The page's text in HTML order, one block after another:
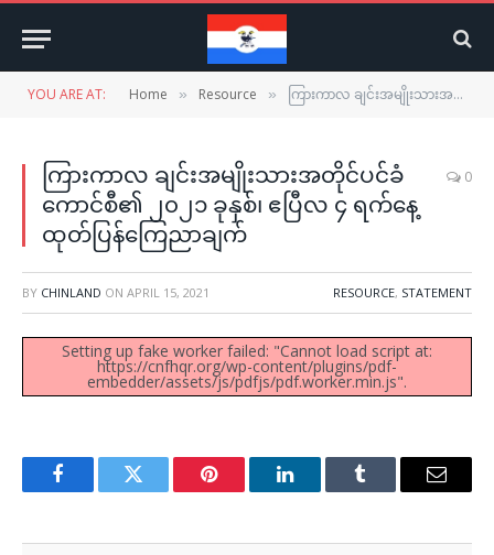
YOU ARE AT: Home » Resource » ကြားကာလ ချင်းအမျိုးသားအတိုင်ပင်ခံကောင်စီ၏ ၂၀၂၁ ခုနှစ်၊ ဧပြီလ ၄ ရက်နေ့ ထုတ်ပြန်ကြေညာချက်
ကြားကာလ ချင်းအမျိုးသားအတိုင်ပင်ခံ
ကောင်စီ၏ ၂၀၂၁ ခုနှစ်၊ ဧပြီလ ၄ ရက်နေ့
ထုတ်ပြန်ကြေညာချက်
0
BY CHINLAND ON APRIL 15, 2021 RESOURCE, STATEMENT
Setting up fake worker failed: "Cannot load script at:
https://cnfhqr.org/wp-content/plugins/pdf-
embedder/assets/js/pdfjs/pdf.worker.min.js".
FacebookTwitter Pinterest LinkedInTumblr Email